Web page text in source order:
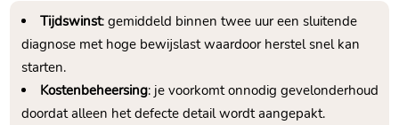
Tijdswinst: gemiddeld binnen twee uur een sluitende
diagnose met hoge bewijslast waardoor herstel snel kan
starten.​
Kostenbeheersing: je voorkomt onnodig gevelonderhoud
doordat alleen het defecte detail wordt aangepakt.​